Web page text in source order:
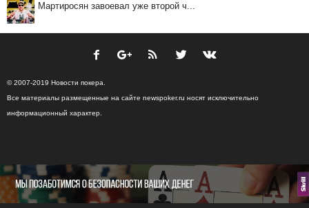
Мартиросян завоевал уже второй ч...
© 2007-2019 Новости покера.
Все материалы размещенные на сайте newspoker.ru носят исключительно
информационный характер.